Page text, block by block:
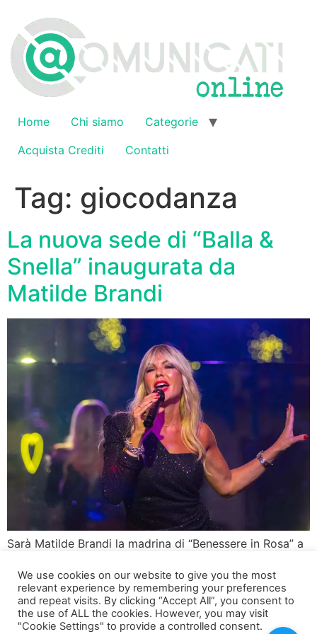
contenuto
Home Chi siamo
Categorie
Acquista Crediti
Contatti
Tag: giocodanza
La nuova sede di “Balla &
Snella” inaugurata da
Matilde Brandi
Sarà Matilde Brandi la madrina di “Benessere in Rosa” a
Brandi sarà la madrina dell’evento “Benessere in Rosa”,
organizzato da “Balla & Snella” a Santarcangelo. La
celebre showgirl, nota per il suo passato nel
“Bagaglino”, inaugurerà la nuova sede del progetto, che
We use cookies on our website to give you the most
relevant experience by remembering your preferences
and repeat visits. By clicking “Accept All”, you consent to
the use of ALL the cookies. However, you may visit
"Cookie Settings" to provide a controlled consent.